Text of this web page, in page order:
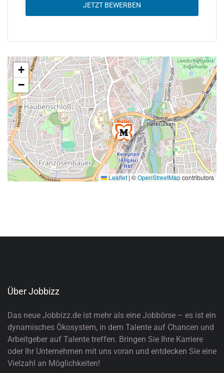
JETZT BEWERBEN
+
−
Leaflet |©OpenStreetMapcontributors
Über Jobbizz
Das neue Jobbizz.de ist mehr als eine Jobbörse – es ist ein
dynamisches Ökosystem, in dem Talente auf Chancen und
Arbeitgeber auf Talente treffen. Bringen Sie Ihre Karriere
oder Ihr Unternehmen mit uns voran und entdecken Sie eine
Vielzahl an Möglichkeiten!